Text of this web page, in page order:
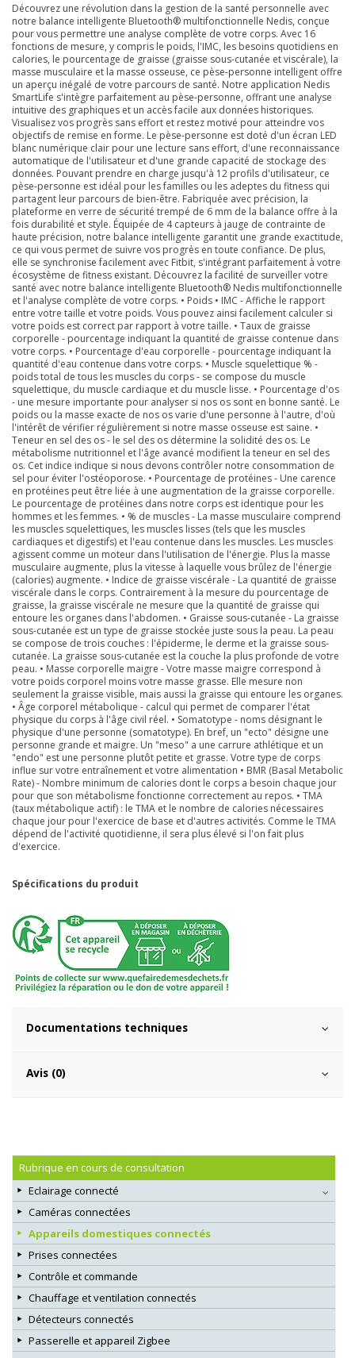
Découvrez une révolution dans la gestion de la santé personnelle avec
notre balance intelligente Bluetooth® multifonctionnelle Nedis, conçue
pour vous permettre une analyse complète de votre corps. Avec 16
fonctions de mesure, y compris le poids, l'IMC, les besoins quotidiens en
calories, le pourcentage de graisse (graisse sous-cutanée et viscérale), la
masse musculaire et la masse osseuse, ce pèse-personne intelligent offre
un aperçu inégalé de votre parcours de santé. Notre application Nedis
SmartLife s'intègre parfaitement au pèse-personne, offrant une analyse
intuitive des graphiques et un accès facile aux données historiques.
Visualisez vos progrès sans effort et restez motivé pour atteindre vos
objectifs de remise en forme. Le pèse-personne est doté d'un écran LED
blanc numérique clair pour une lecture sans effort, d'une reconnaissance
automatique de l'utilisateur et d'une grande capacité de stockage des
données. Pouvant prendre en charge jusqu'à 12 profils d'utilisateur, ce
pèse-personne est idéal pour les familles ou les adeptes du fitness qui
partagent leur parcours de bien-être. Fabriquée avec précision, la
plateforme en verre de sécurité trempé de 6 mm de la balance offre à la
fois durabilité et style. Équipée de 4 capteurs à jauge de contrainte de
haute précision, notre balance intelligente garantit une grande exactitude,
ce qui vous permet de suivre vos progrès en toute confiance. De plus,
elle se synchronise facilement avec Fitbit, s'intégrant parfaitement à votre
écosystème de fitness existant. Découvrez la facilité de surveiller votre
santé avec notre balance intelligente Bluetooth® Nedis multifonctionnelle
et l'analyse complète de votre corps. • Poids • IMC - Affiche le rapport
entre votre taille et votre poids. Vous pouvez ainsi facilement calculer si
votre poids est correct par rapport à votre taille. • Taux de graisse
corporelle - pourcentage indiquant la quantité de graisse contenue dans
votre corps. • Pourcentage d'eau corporelle - pourcentage indiquant la
quantité d'eau contenue dans votre corps. • Muscle squelettique % -
poids total de tous les muscles du corps - se compose du muscle
squelettique, du muscle cardiaque et du muscle lisse. • Pourcentage d'os
- une mesure importante pour analyser si nos os sont en bonne santé. Le
poids ou la masse exacte de nos os varie d'une personne à l'autre, d'où
l'intérêt de vérifier régulièrement si notre masse osseuse est saine. •
Teneur en sel des os - le sel des os détermine la solidité des os. Le
métabolisme nutritionnel et l'âge avancé modifient la teneur en sel des
os. Cet indice indique si nous devons contrôler notre consommation de
sel pour éviter l'ostéoporose. • Pourcentage de protéines - Une carence
en protéines peut être liée à une augmentation de la graisse corporelle.
Le pourcentage de protéines dans notre corps est identique pour les
hommes et les femmes. • % de muscles - La masse musculaire comprend
les muscles squelettiques, les muscles lisses (tels que les muscles
cardiaques et digestifs) et l'eau contenue dans les muscles. Les muscles
agissent comme un moteur dans l'utilisation de l'énergie. Plus la masse
musculaire augmente, plus la vitesse à laquelle vous brûlez de l'énergie
(calories) augmente. • Indice de graisse viscérale - La quantité de graisse
viscérale dans le corps. Contrairement à la mesure du pourcentage de
graisse, la graisse viscérale ne mesure que la quantité de graisse qui
entoure les organes dans l'abdomen. • Graisse sous-cutanée - La graisse
sous-cutanée est un type de graisse stockée juste sous la peau. La peau
se compose de trois couches : l'épiderme, le derme et la graisse sous-
cutanée. La graisse sous-cutanée est la couche la plus profonde de votre
peau. • Masse corporelle maigre - Votre masse maigre correspond à
votre poids corporel moins votre masse grasse. Elle mesure non
seulement la graisse visible, mais aussi la graisse qui entoure les organes.
• Âge corporel métabolique - calcul qui permet de comparer l'état
physique du corps à l'âge civil réel. • Somatotype - noms désignant le
physique d'une personne (somatotype). En bref, un "ecto" désigne une
personne grande et maigre. Un "meso" a une carrure athlétique et un
"endo" est une personne plutôt petite et grasse. Votre type de corps
influe sur votre entraînement et votre alimentation • BMR (Basal Metabolic
Rate) - Nombre minimum de calories dont le corps a besoin chaque jour
pour que son métabolisme fonctionne correctement au repos. • TMA
(taux métabolique actif) : le TMA et le nombre de calories nécessaires
chaque jour pour l'exercice de base et d'autres activités. Comme le TMA
dépend de l'activité quotidienne, il sera plus élevé si l'on fait plus
d'exercice.
Spécifications du produit
Documentations techniques
Avis (0)
Rubrique en cours de consultation
Eclairage connecté
Caméras connectées
Appareils domestiques connectés
Prises connectées
Contrôle et commande
Chauffage et ventilation connectés
Détecteurs connectés
Passerelle et appareil Zigbee